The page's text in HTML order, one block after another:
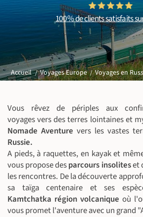
100 % de clients satisfaits
Accueil Voyages Europe Voyages en
Vous rêvez de périples aux
voyages vers des terres lointaines et
Nomade Aventure vers les vastes
Russie.
A pieds, à raquettes, en kayak et
vous propose desparcours insoliteset
les rencontres. De la découverte
sa taïga centenaire et ses
Kamtchatka région volcanique où
vous promet l'aventure avec un grand